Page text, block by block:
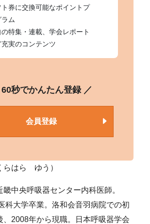
ト券に交換可能なポイントプ
ラム
の特集・連載、学会レポート
充実のコンテンツ
60秒でかんたん登録 ／
会員登録
らはら ゆう）
畿中央呼吸器センター内科医師。
科大学卒業。洛和会音羽病院での初
、2008年から現職。日本呼吸器学会